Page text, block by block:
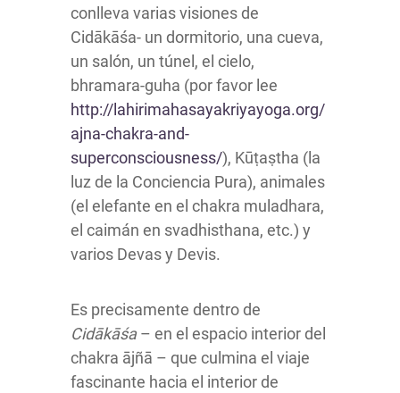
conlleva varias visiones de
Cidākāśa- un dormitorio, una cueva,
un salón, un túnel, el cielo,
bhramara-guha (por favor lee
http://lahirimahasayakriyayoga.org/
ajna-chakra-and-
superconsciousness/), Kūṭaṣtha (la
luz de la Conciencia Pura), animales
(el elefante en el chakra muladhara,
el caimán en svadhisthana, etc.) y
varios Devas y Devis.
Es precisamente dentro de
Cidākāśa– en el espacio interior del
chakra ājñā – que culmina el viaje
fascinante hacia el interior de